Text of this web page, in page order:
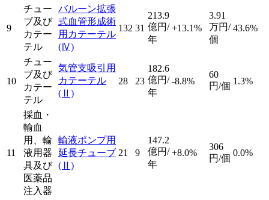
9
チュー
ブ及び
カテー
テル
バルーン拡張
式血管形成術
用カテーテル
(Ⅳ)
132 31
213.9
億円/
年
+13.1%
3.91
万円/
個
43.6%
10
チュー
ブ及び
カテー
テル
気管支吸引用
カテーテル
(Ⅱ)
28 23
182.6
億円/
年
-8.8%
60
円/個 1.3%
11
採血・
輸血
用、輸
液用器
具及び
医薬品
注入器
輸液ポンプ用
延長チューブ
(Ⅱ)
21 9
147.2
億円/
年
+8.0%
306
円/個
0.0%